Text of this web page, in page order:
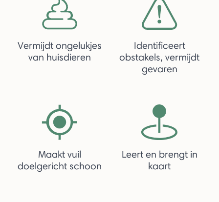
Vermijdt ongelukjes
van huisdieren
Identificeert
obstakels, vermijdt
gevaren
Maakt vuil
doelgericht schoon
Leert en brengt in
kaart